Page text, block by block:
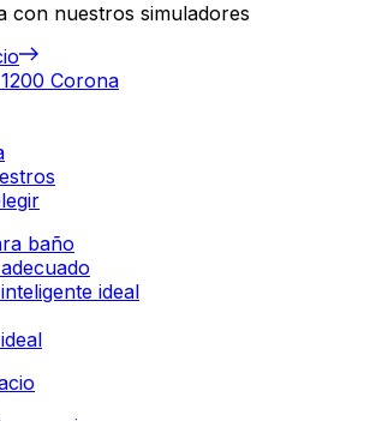
con nuestros simuladores
Corona
baño
ideal